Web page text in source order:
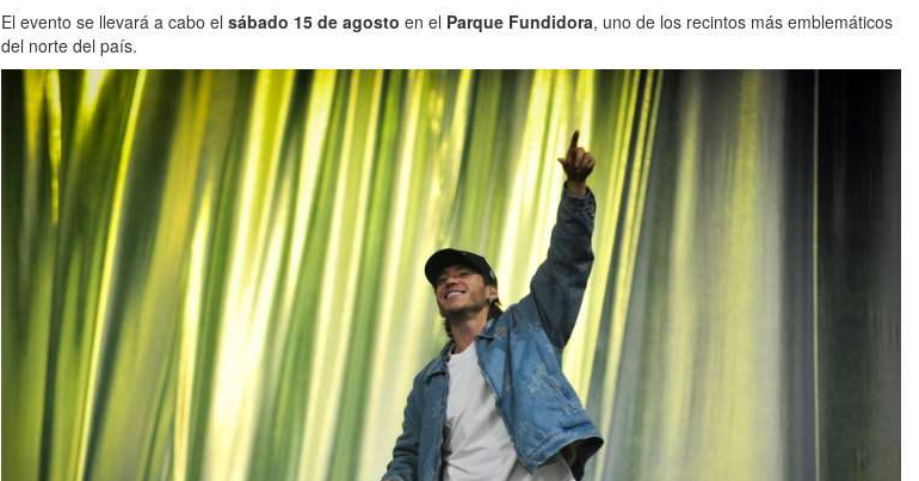
El evento se llevará a cabo el sábado 15 de agosto en el Parque Fundidora, uno de los recintos más emblemáticos
del norte del país.